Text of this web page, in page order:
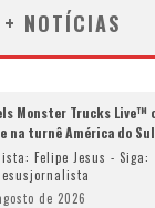
+ NOTÍCIAS
Monster Trucks Live™
na turnê América do
Felipe Jesus - Siga:
de 2026